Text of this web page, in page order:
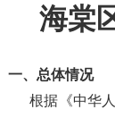
海棠
一、总体情况
根据《中华